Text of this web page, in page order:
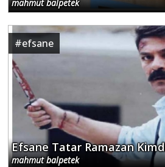
mahmut balpetek
#efsane
Efsane Tatar Ramazan
mahmut balpetek